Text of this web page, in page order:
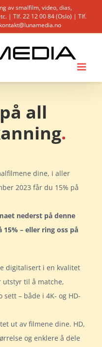
av smalfilm, video, dias,
| Tlf. 22 12 00 84 (Oslo) | Tlf.
kontakt@lunamedia.no
all
.
dine, i aller
2023 får du 15% på
nederst på denne
– eller ring oss på
digitalisert i en kvalitet
utstyr til å matche,
– både i 4K- og HD-
ut av filmene dine. HD,
og enklere å dele